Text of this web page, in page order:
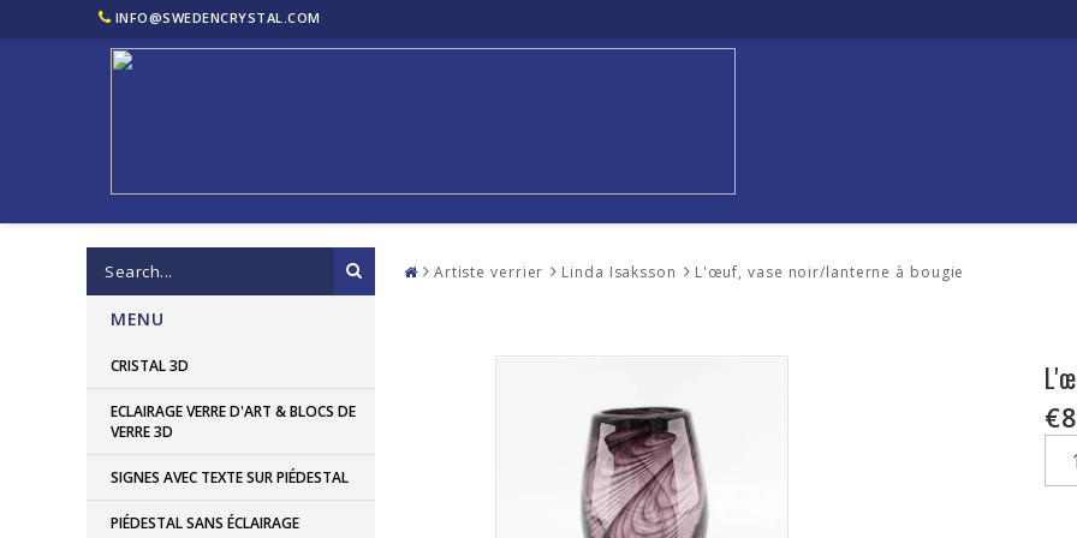
INFO@SWEDENCRYSTAL.COM
MENU
CRISTAL 3D
ECLAIRAGE VERRE D'ART & BLOCS DE
VERRE 3D
SIGNES AVEC TEXTE SUR PIÉDESTAL
PIÉDESTAL SANS ÉCLAIRAGE
Artiste verrier Linda Isaksson L'œuf, vase noir/lanterne à bougie